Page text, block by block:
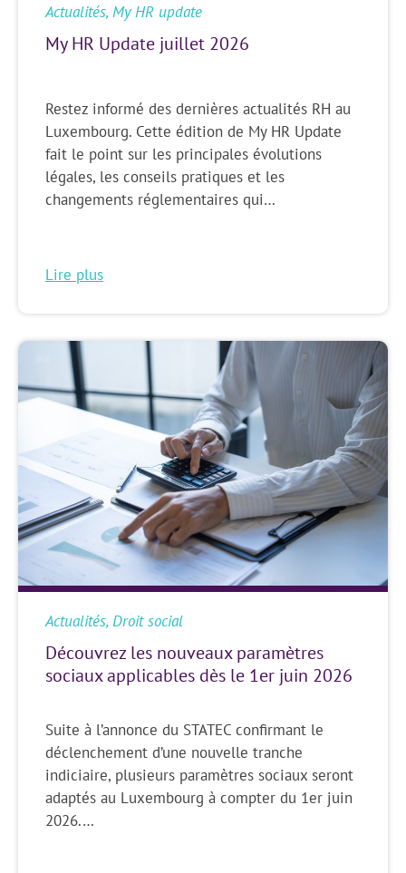
Actualités,My HR update
My HR Update juillet 2026
Restez informé des dernières actualités RH au
Luxembourg. Cette édition de My HR Update
fait le point sur les principales évolutions
légales, les conseils pratiques et les
changements réglementaires qui…
Lire plus
Actualités,Droit social
Découvrez les nouveaux paramètres
sociaux applicables dès le 1er juin 2026
Suite à l’annonce du STATEC confirmant le
déclenchement d’une nouvelle tranche
indiciaire, plusieurs paramètres sociaux seront
adaptés au Luxembourg à compter du 1er juin
2026.…